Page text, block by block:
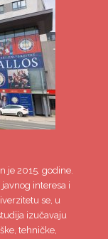
je 2015. godine.
interesa i
se, u
izučavaju
tehničke,